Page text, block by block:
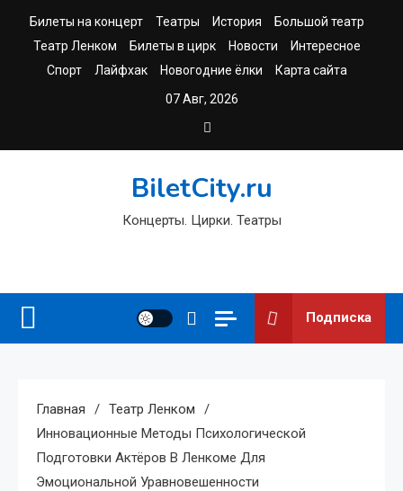
Билеты на концерт Театры История
Большой театр
Театр Ленком
Билеты в цирк Новости
Интересное
Спорт
Лайфхак Новогодние ёлки
Карта сайта
07 Авг, 2026
BiletCity.ru
Концерты. Цирки. Театры
Подписка
Главная
Театр Ленком
Инновационные Методы Психологической
Подготовки Актёров В Ленкоме Для
Эмоциональной Уравновешенности